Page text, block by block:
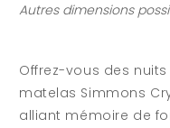
Autres dimensions
Offrez-vous des
matelas Simmons
alliant mémoire de